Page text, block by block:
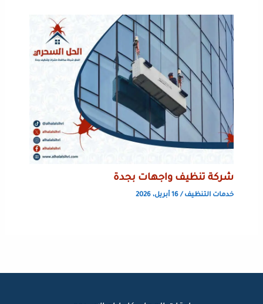
شركة تنظيف واجهات بجدة
خدمات التنظيف /16 أبريل، 2026